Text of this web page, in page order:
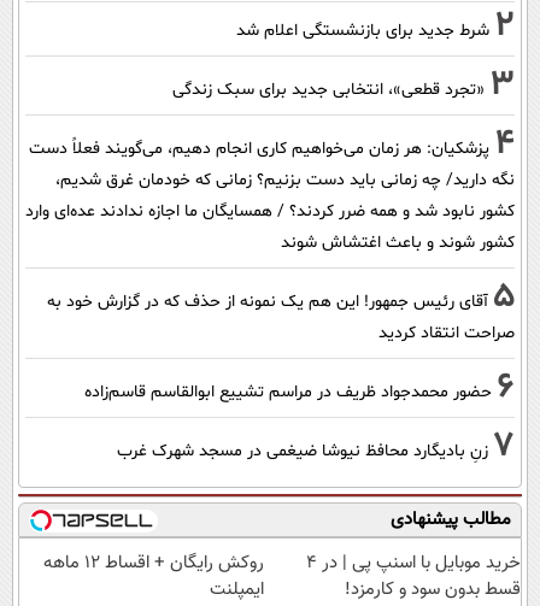
2 شرط جدید برای بازنشستگی اعلام شد
3 «تجرد قطعی»، انتخابی جدید برای سبک زندگی
4 پزشکیان: هر زمان می‌خواهیم کاری انجام دهیم، می‌گویند فعلاً دست
نگه دارید/ چه زمانی باید دست بزنیم؟ زمانی که خودمان غرق شدیم،
کشور نابود شد و همه ضرر کردند؟ / همسایگان ما اجازه ندادند عده‌ای وارد
کشور شوند و باعث اغتشاش شوند
5 آقای رئیس جمهور! این هم یک نمونه از حذف که در گزارش خود به
صراحت انتقاد کردید
6 حضور محمدجواد ظریف در مراسم تشییع ابوالقاسم قاسم‌زاده
7 زنِ بادیگارد محافظ نیوشا ضیغمی در مسجد شهرک غرب
مطالب پیشنهادی
خرید موبایل با اسنپ پی | در ۴
قسط بدون سود و کارمزد!
روکش رایگان + اقساط ۱۲ ماهه
ایمپلنت